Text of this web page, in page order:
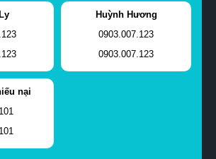
Huỳnh Hương
0903.007.123
0903.007.123
nại